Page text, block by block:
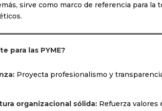
sirve como marco de referencia para la
para las PYME?
Proyecta profesionalismo y
organizacional sólida:Refuerza valores